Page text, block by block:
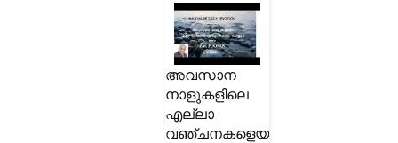
അവസാന
നാളുകളിലെ
എല്ലാ
വഞ്ചനകളെയും